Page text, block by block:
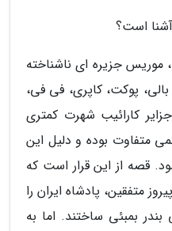
است؟
موریس جزیره ای ناشناخته
پوکت، کاپری، فی فی،
کارائیب شهرت کمتری
متفاوت بوده و دلیل این
قصه از این قرار است که
پیروز متفقین، پادشاه ایران را
بمبئی ساختند. اما به